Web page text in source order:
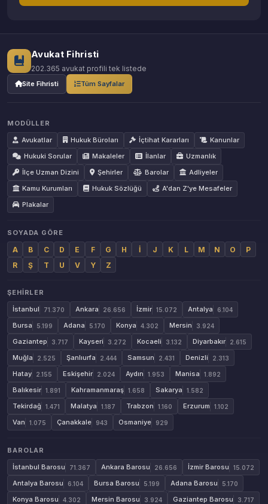
Avukat Fihristi
202.365 avukat profili tek listede
Site Fihristi Tüm Sayfalar
MODÜLLER
Avukatlar
Hukuk Büroları İçtihat Kararları
Kanunlar
Hukuki Sorular
Makaleler İlanlar
Uzmanlık
İlçe Uzman Dizini
Şehirler Barolar
Adliyeler
Kamu Kurumları
Hukuk Sözlüğü
A'dan Z'ye Mesafeler
Plakalar
SOYADA GÖRE
A B C D E F G H İ J K L M N O
P
R
Ş T U V Y Z
ŞEHIRLER
İstanbul
71.370 Ankara 26.656 İzmir 15.072 Antalya 6.104
Bursa 5.199 Adana 5.170 Konya 4.302 Mersin 3.924
Gaziantep 3.717 Kayseri 3.272 Kocaeli 3.132 Diyarbakır 2.615
Muğla 2.525 Şanlıurfa 2.444 Samsun 2.431 Denizli 2.313
Hatay 2.155 Eskişehir 2.024 Aydın 1.953 Manisa 1.892
Balıkesir 1.891 Kahramanmaraş 1.658 Sakarya 1.582
Tekirdağ 1.471 Malatya 1.187 Trabzon 1.160 Erzurum 1.102
Van 1.075 Çanakkale 943 Osmaniye 929
BAROLAR
İstanbul Barosu
71.367 Ankara Barosu 26.656 İzmir Barosu 15.072
Antalya Barosu 6.104 Bursa Barosu 5.199 Adana Barosu 5.170
Konya Barosu 4.302 Mersin Barosu 3.924 Gaziantep Barosu 3.717